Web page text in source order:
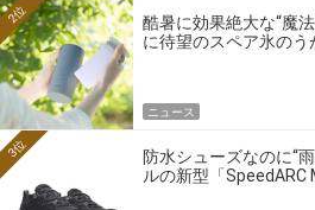
酷暑に効果絶大な“魔
に待望のスペア氷のう
2位
ニュース
防水シューズなのに“
ルの新型「
3位